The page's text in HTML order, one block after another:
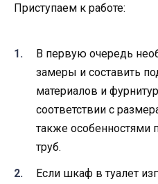
Приступаем к работе:
В первую очередь
замеры и составить
материалов и
соответствии с
также особенностями
труб.
Если шкаф в туалет